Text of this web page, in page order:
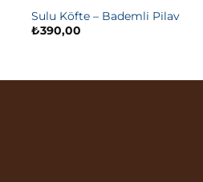
Sulu Köfte – Bademli Pilav
₺390,00